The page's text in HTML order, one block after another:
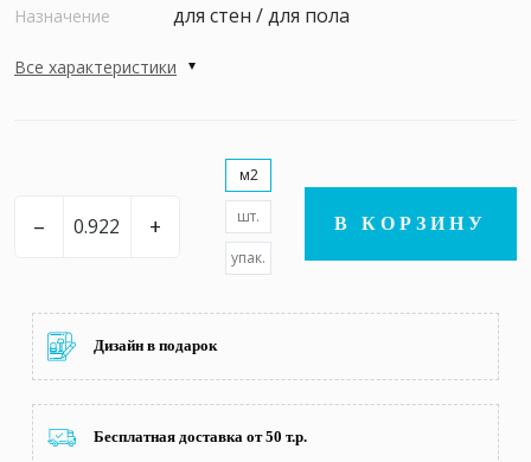
Назначение для стен / для пола
Все характеристики
– +
м2
шт.
упак.
В КОРЗИНУ
Дизайн в подарок
Бесплатная доставка от 50 т.р.